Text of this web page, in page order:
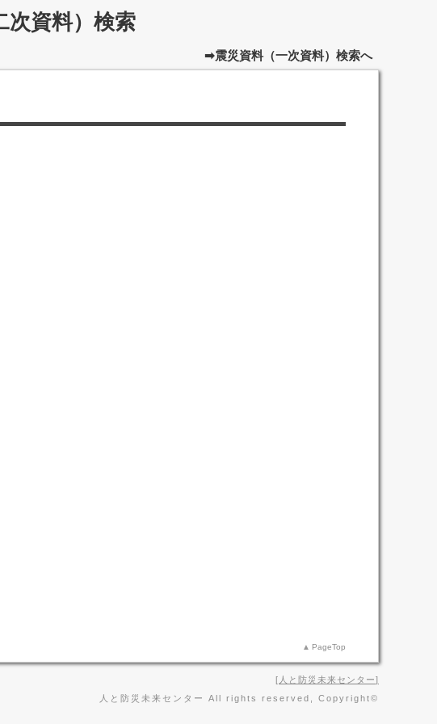
資料）検索
➡震災資料（一次資料）検索へ
PageTop
人と防災未来センター
人と防災未来センター All rights reserved, Copyright©